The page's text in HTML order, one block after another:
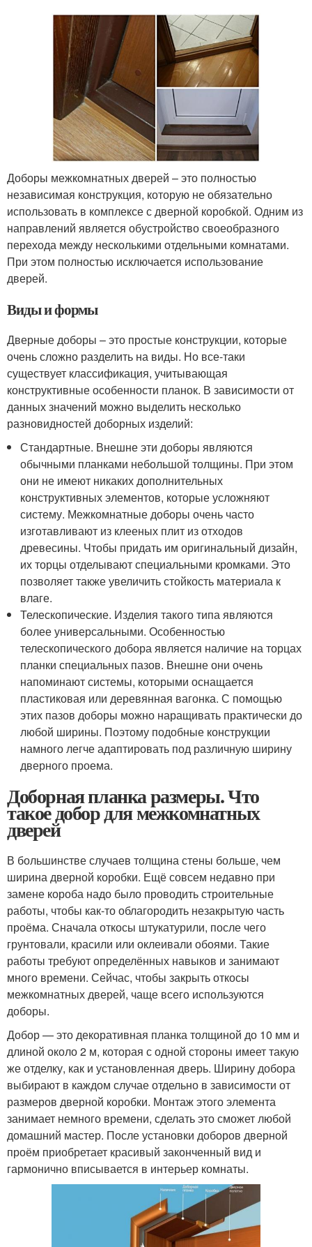
Доборы межкомнатных дверей – это полностью
независимая конструкция, которую не обязательно
использовать в комплексе с дверной коробкой. Одним из
направлений является обустройство своеобразного
перехода между несколькими отдельными комнатами.
При этом полностью исключается использование
дверей.
Виды и формы
Дверные доборы – это простые конструкции, которые
очень сложно разделить на виды. Но все-таки
существует классификация, учитывающая
конструктивные особенности планок. В зависимости от
данных значений можно выделить несколько
разновидностей доборных изделий:
Стандартные. Внешне эти доборы являются
обычными планками небольшой толщины. При этом
они не имеют никаких дополнительных
конструктивных элементов, которые усложняют
систему. Межкомнатные доборы очень часто
изготавливают из клееных плит из отходов
древесины. Чтобы придать им оригинальный дизайн,
их торцы отделывают специальными кромками. Это
позволяет также увеличить стойкость материала к
влаге.
Телескопические. Изделия такого типа являются
более универсальными. Особенностью
телескопического добора является наличие на торцах
планки специальных пазов. Внешне они очень
напоминают системы, которыми оснащается
пластиковая или деревянная вагонка. С помощью
этих пазов доборы можно наращивать практически до
любой ширины. Поэтому подобные конструкции
намного легче адаптировать под различную ширину
дверного проема.
Доборная планка размеры. Что
такое добор для межкомнатных
дверей
В большинстве случаев толщина стены больше, чем
ширина дверной коробки. Ещё совсем недавно при
замене короба надо было проводить строительные
работы, чтобы как-то облагородить незакрытую часть
проёма. Сначала откосы штукатурили, после чего
грунтовали, красили или оклеивали обоями. Такие
работы требуют определённых навыков и занимают
много времени. Сейчас, чтобы закрыть откосы
межкомнатных дверей, чаще всего используются
доборы.
Добор — это декоративная планка толщиной до 10 мм и
длиной около 2 м, которая с одной стороны имеет такую
же отделку, как и установленная дверь. Ширину добора
выбирают в каждом случае отдельно в зависимости от
размеров дверной коробки. Монтаж этого элемента
занимает немного времени, сделать это сможет любой
домашний мастер. После установки доборов дверной
проём приобретает красивый законченный вид и
гармонично вписывается в интерьер комнаты.